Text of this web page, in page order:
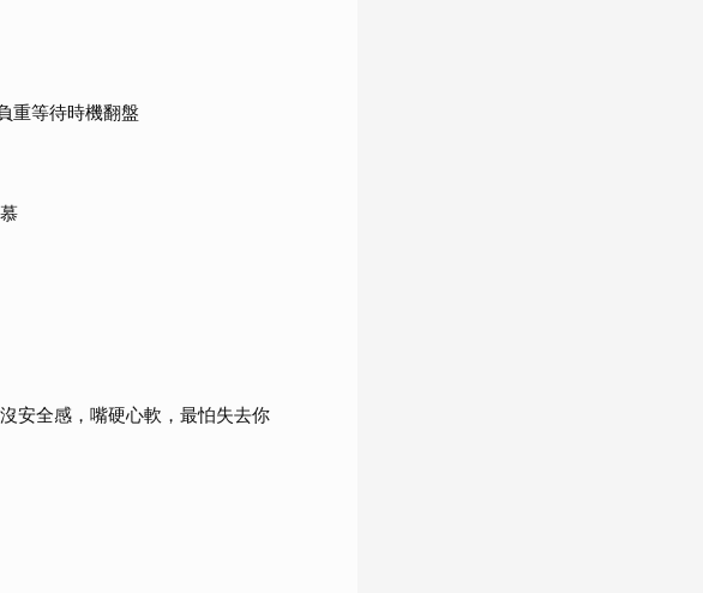
重等待時機翻盤
安全感，嘴硬心軟，最怕失去你